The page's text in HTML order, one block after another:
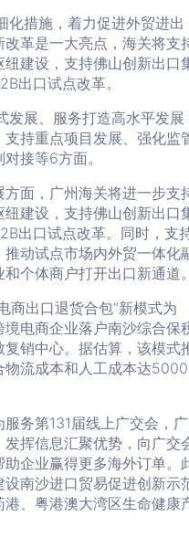
化措施，着力促进外贸进出
革是一大亮点，海关将支
建设，支持佛山创新出口
出口试点改革。
发展、服务打造高水平发展
持重点项目发展、强化监
接等6方面。
面，广州海关将进一步支
建设，支持佛山创新出口
出口试点改革。同时，支
动试点市场内外贸一体化
个体商户打开出口新通道
商出口退货合包”新模式为
电商企业落户南沙综合保
销中心。据估算，该模式
流成本和人工成本达5000
务第131届线上广交会，广
挥信息汇聚优势，向广交
企业赢得更多海外订单。
南沙进口贸易促进创新示
、粤港澳大湾区生命健康